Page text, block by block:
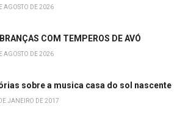
AGOSTO DE 2026
COM TEMPEROS DE AVÓ
AGOSTO DE 2026
sobre a musica casa do sol nascente
JANEIRO DE 2017